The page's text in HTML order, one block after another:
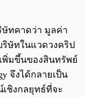
ทคาดว่า มูลค่า
ษัทในแวดวงคริป
พิ่มขึ้นของสินทรัพย์
จึงได้กลายเป็น
ชิงกลยุทธ์ที่จะ